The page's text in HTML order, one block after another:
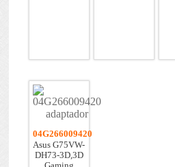
04G266009420
Asus G75VW-
DH73-3D,3D